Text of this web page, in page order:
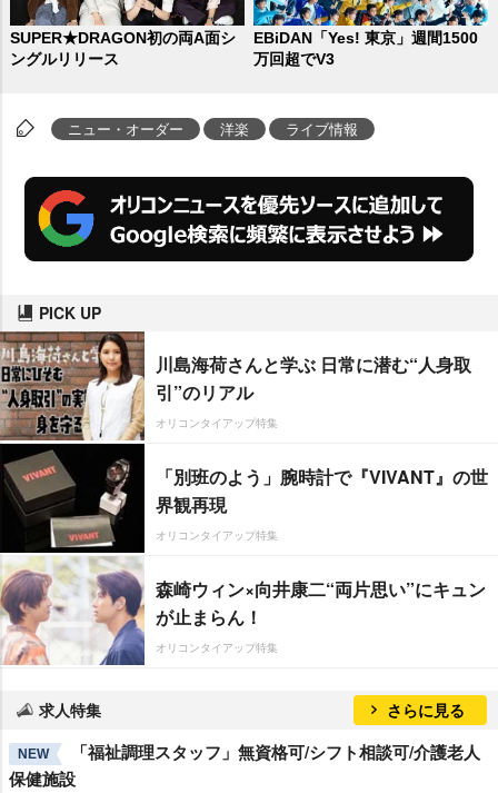
SUPER★DRAGON初の両A面シ
ングルリリース
EBiDAN「Yes! 東京」週間1500
万回超でV3
ニュー・オーダー 洋楽 ライブ情報
PICK UP
川島海荷さんと学ぶ 日常に潜む“人身取
引”のリアル
オリコンタイアップ特集
「別班のよう」腕時計で『VIVANT』の世
界観再現
オリコンタイアップ特集
森崎ウィン×向井康二“両片思い”にキュン
が止まらん！
オリコンタイアップ特集
求人特集 さらに見る
NEW
「福祉調理スタッフ」無資格可/シフト相談可/介護老人
保健施設